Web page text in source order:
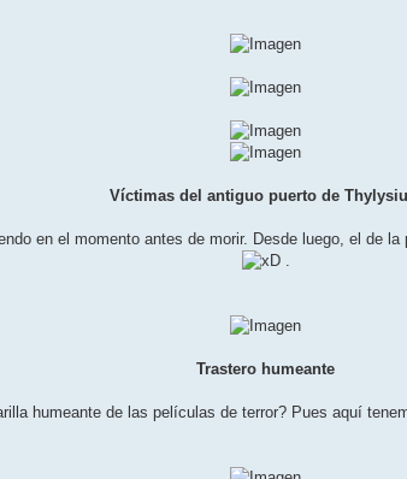
Víctimas del antiguo puerto de
en el momento antes de morir. Desde luego, el de
.
Trastero humeante
humeante de las películas de terror? Pues aquí